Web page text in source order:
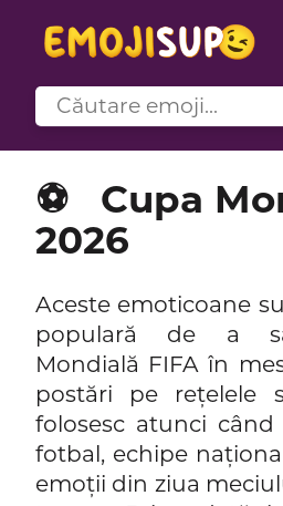
⚽
Cupa
2026
Aceste emoticoane
populară de a
Mondială FIFA în
postări pe rețelele
folosesc atunci când
fotbal, echipe
emoții din ziua